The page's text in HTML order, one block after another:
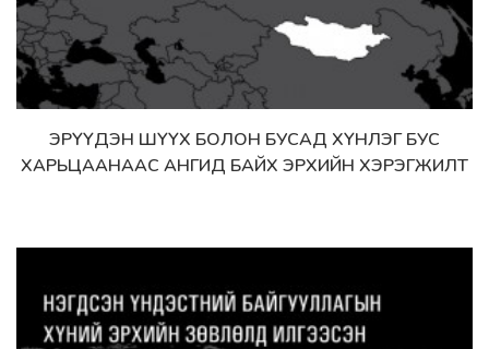
Дэлгэрэнгүй
ЭРҮҮДЭН ШҮҮХ БОЛОН БУСАД ХҮНЛЭГ БУС
ХАРЬЦААНААС АНГИД БАЙХ ЭРХИЙН ХЭРЭГЖИЛТ